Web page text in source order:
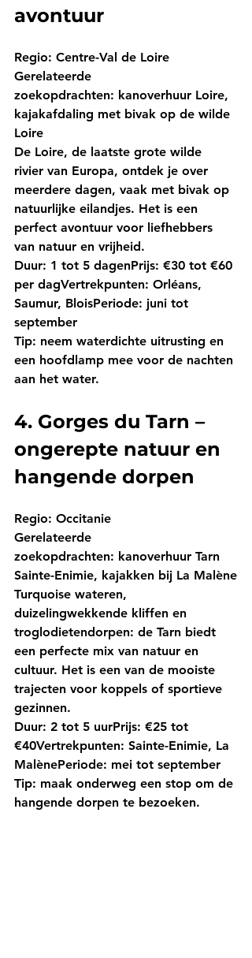
avontuur
Regio: Centre-Val de Loire
Gerelateerde
zoekopdrachten: kanoverhuur Loire,
kajakafdaling met bivak op de wilde
Loire
De Loire, de laatste grote wilde
rivier van Europa, ontdek je over
meerdere dagen, vaak met bivak op
natuurlijke eilandjes. Het is een
perfect avontuur voor liefhebbers
van natuur en vrijheid.
Duur: 1 tot 5 dagenPrijs: €30 tot €60
per dagVertrekpunten: Orléans,
Saumur, BloisPeriode: juni tot
september
Tip: neem waterdichte uitrusting en
een hoofdlamp mee voor de nachten
aan het water.
4. Gorges du Tarn –
ongerepte natuur en
hangende dorpen
Regio: Occitanie
Gerelateerde
zoekopdrachten: kanoverhuur Tarn
Sainte-Enimie, kajakken bij La Malène
Turquoise wateren,
duizelingwekkende kliffen en
troglodietendorpen: de Tarn biedt
een perfecte mix van natuur en
cultuur. Het is een van de mooiste
trajecten voor koppels of sportieve
gezinnen.
Duur: 2 tot 5 uurPrijs: €25 tot
€40Vertrekpunten: Sainte-Enimie, La
MalènePeriode: mei tot september
Tip: maak onderweg een stop om de
hangende dorpen te bezoeken.